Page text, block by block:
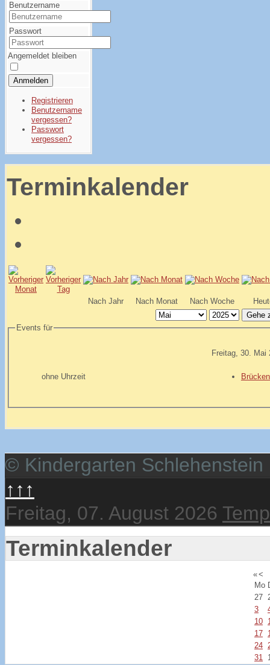
Benutzername
Passwort
Angemeldet bleiben
Anmelden
Registrieren
Benutzername
vergessen?
Passwort
vergessen?
Terminkalender
Nach Jahr Nach Monat Nach Woche
Gehe
Events für
Freitag, 30. Mai
ohne Uhrzeit
© Kindergarten Schlehenstein
↑↑↑
Freitag, 07. August 2026
Terminkalender
«<
Mo
27
3
10
17
24
31